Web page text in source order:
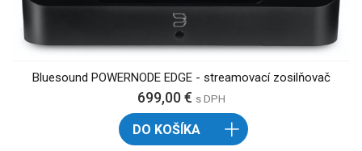
Bluesound POWERNODE EDGE - streamovací zosilňovač
699,00 € s DPH
DO KOŠÍKA